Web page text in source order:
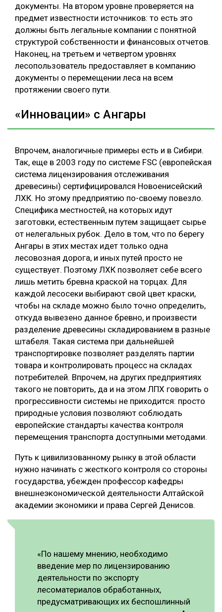
документы. На втором уровне проверяется на
предмет известности источников: то есть это
должны быть легальные компании с понятной
структурой собственности и финансовых отчетов.
Наконец, на третьем и четвертом уровнях
лесопользователь предоставляет в компанию
документы о перемещении леса на всем
протяжении своего пути.
«Инновации» с Ангары
Впрочем, аналогичные примеры есть и в Сибири.
Так, еще в 2003 году по системе FSC (европейская
система лицензирования отслеживания
древесины) сертифицировался Новоенисейский
ЛХК. Но этому предприятию по-своему повезло.
Специфика местностей, на которых идут
заготовки, естественным путем защищает сырье
от нелегальных рубок. Дело в том, что по берегу
Ангары в этих местах идет только одна
лесовозная дорога, и иных путей просто не
существует. Поэтому ЛХК позволяет себе всего
лишь метить бревна краской на торцах. Для
каждой лесосеки выбирают свой цвет краски,
чтобы на складе можно было точно определить,
откуда вывезено данное бревно, и произвести
разделение древесины складированием в разные
штабеля. Такая система при дальнейшей
транспортировке позволяет разделять партии
товара и контролировать процесс на складах
потребителей. Впрочем, на других предприятиях
такого не повторить, да и на этом ЛПХ говорить о
прогрессивности системы не приходится: просто
природные условия позволяют соблюдать
европейские стандарты качества контроля
перемещения транспорта доступными методами.
Путь к цивилизованному рынку в этой области
нужно начинать с жесткого контроля со стороны
государства, убежден профессор кафедры
внешнеэкономической деятельности Алтайской
академии экономики и права Сергей Денисов.
«По нашему мнению, необходимо
введение мер по лицензированию
деятельности по экспорту
лесоматериалов обработанных,
предусматривающих их беспошлинный